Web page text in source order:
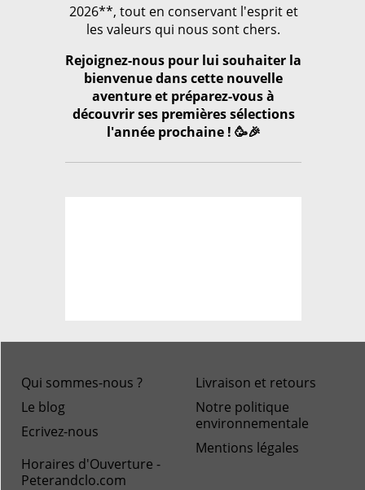
2026**, tout en conservant l'esprit et
les valeurs qui nous sont chers.
Rejoignez-nous pour lui souhaiter la
bienvenue dans cette nouvelle
aventure et préparez-vous à
découvrir ses premières sélections
l'année prochaine ! 🥳🎉
Livraison et retours
Notre politique
environnementale
Mentions légales
Qui sommes-nous ?
Le blog
Ecrivez-nous
Horaires d'Ouverture -
Peterandclo.com